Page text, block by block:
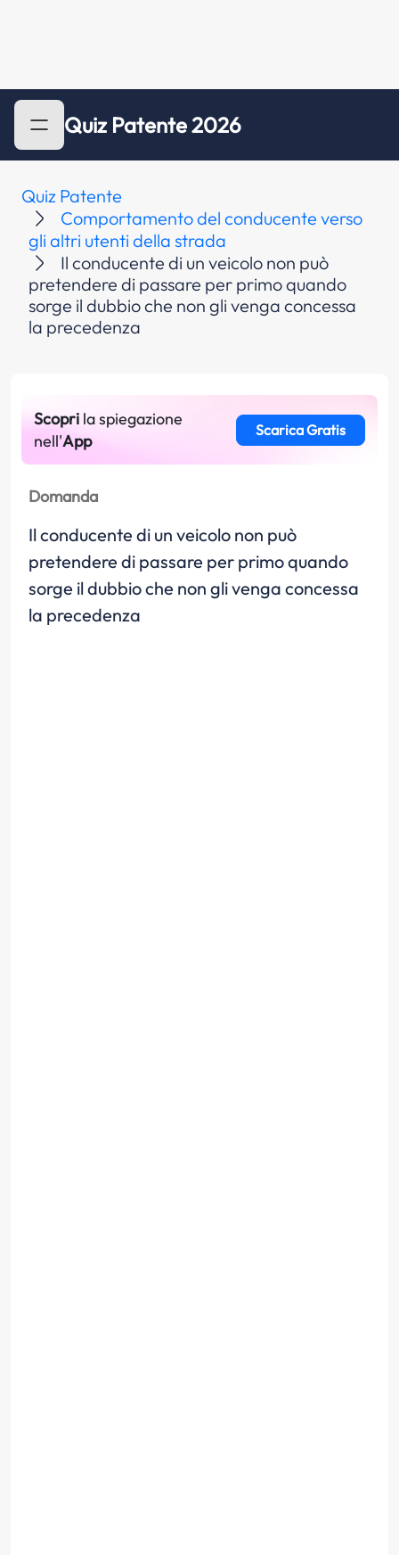
Quiz Patente 2026
Quiz Patente
Comportamento del conducente verso
gli altri utenti della strada
Il conducente di un veicolo non può
pretendere di passare per primo quando
sorge il dubbio che non gli venga concessa
la precedenza
Scopri la spiegazione
nell'App
Scarica Gratis
Domanda
Il conducente di un veicolo non può
pretendere di passare per primo quando
sorge il dubbio che non gli venga concessa
la precedenza